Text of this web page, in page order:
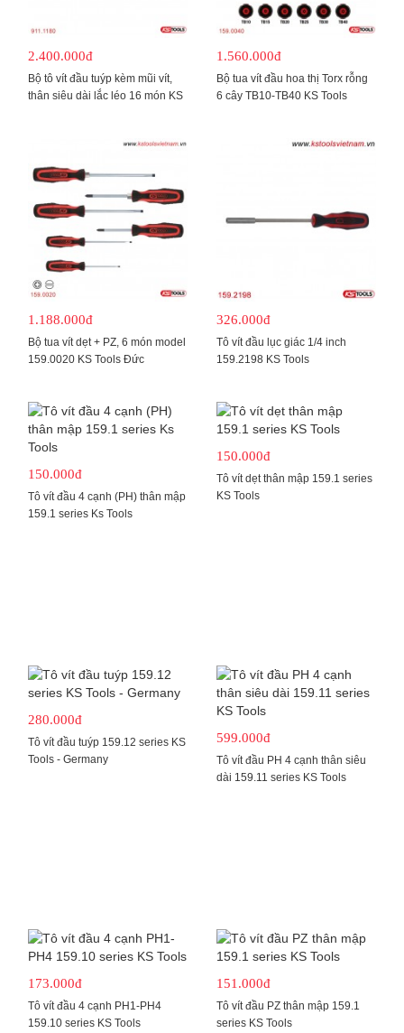
2.400.000đ
Bộ tô vít đầu tuýp kèm mũi vít,
thân siêu dài lắc léo 16 món KS
1.560.000đ
Bộ tua vít đầu hoa thị Torx rỗng
6 cây TB10-TB40 KS Tools
1.188.000đ
Bộ tua vít dẹt + PZ, 6 món model
159.0020 KS Tools Đức
326.000đ
Tô vít đầu lục giác 1/4 inch
159.2198 KS Tools
150.000đ
Tô vít đầu 4 cạnh (PH) thân mập
159.1 series Ks Tools
150.000đ
Tô vít dẹt thân mập 159.1 series
KS Tools
280.000đ
Tô vít đầu tuýp 159.12 series KS
Tools - Germany
599.000đ
Tô vít đầu PH 4 cạnh thân siêu
dài 159.11 series KS Tools
173.000đ
Tô vít đầu 4 cạnh PH1-PH4
159.10 series KS Tools
151.000đ
Tô vít đầu PZ thân mập 159.1
series KS Tools